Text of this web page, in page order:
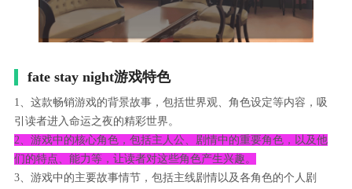
fate stay night游戏特色
1、这款畅销游戏的背景故事，包括世界观、角色设定等内容，吸
引读者进入命运之夜的精彩世界。
2、游戏中的核心角色，包括主人公、剧情中的重要角色，以及他
们的特点、能力等，让读者对这些角色产生兴趣。
3、游戏中的主要故事情节，包括主线剧情以及各角色的个人剧